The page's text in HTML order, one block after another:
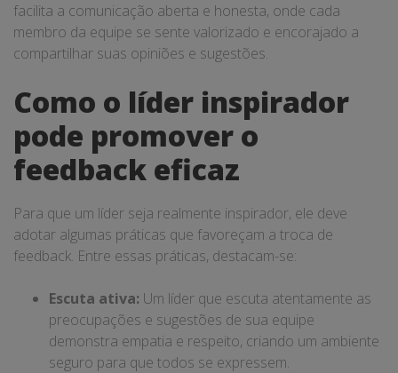
facilita a comunicação aberta e honesta, onde cada
membro da equipe se sente valorizado e encorajado a
compartilhar suas opiniões e sugestões.
Como o líder inspirador
pode promover o
feedback eficaz
Para que um líder seja realmente inspirador, ele deve
adotar algumas práticas que favoreçam a troca de
feedback. Entre essas práticas, destacam-se:
Escuta ativa: Um líder que escuta atentamente as
preocupações e sugestões de sua equipe
demonstra empatia e respeito, criando um ambiente
seguro para que todos se expressem.